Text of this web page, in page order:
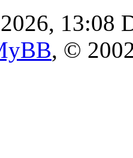
13:08
, ©